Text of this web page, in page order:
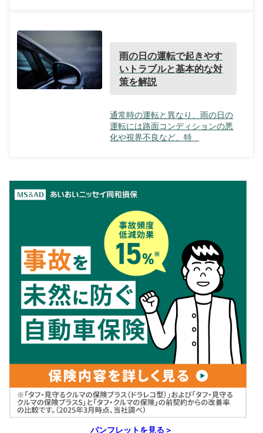
雨の日の運転で起きやす
いトラブルと基本的な対
策を解説
通常時の運転と異なり、雨の日の
運転には路面コンディションの悪
化や視界不良など、特...
パンフレットを見る＞